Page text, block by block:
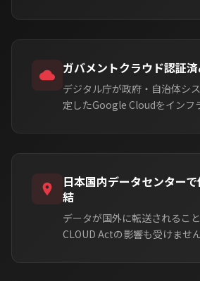
ガバメントクラウド認証
デジタル庁が政府・自治体シ
定したGoogle Cloudをインフ
日本国内データセンター
結
データが国外に転送されるこ
CLOUD Actの影響も受けません